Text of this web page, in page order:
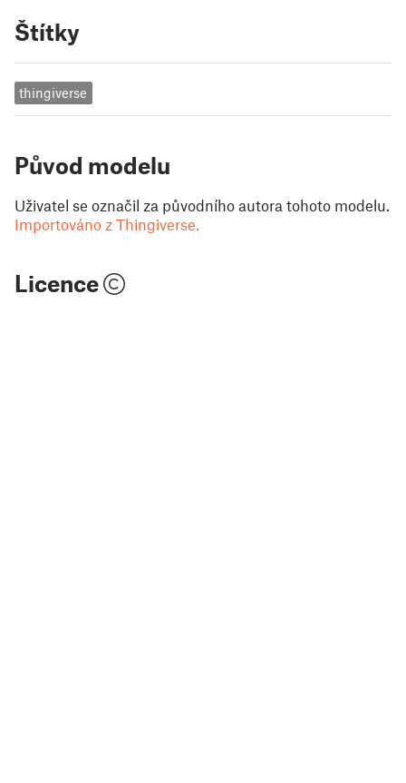
Štítky
thingiverse
Původ modelu
Uživatel se označil za původního autora tohoto modelu.
Importováno z Thingiverse.
Licence